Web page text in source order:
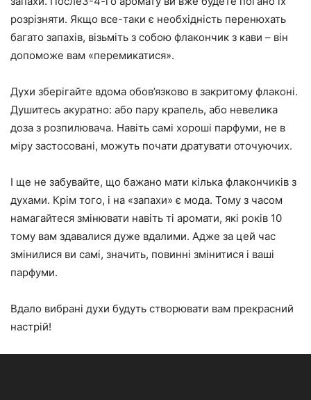
розрізняти. Якщо все-таки є необхідність перенюхать
багато запахів, візьміть з собою флакончик з кави – він
допоможе вам «перемикатися».
Духи зберігайте вдома обов’язково в закритому флаконі.
Душитесь акуратно: або пару крапель, або невелика
доза з розпилювача. Навіть самі хороші парфуми, не в
міру застосовані, можуть почати дратувати оточуючих.
І ще не забувайте, що бажано мати кілька флакончиків з
духами. Крім того, і на «запахи» є мода. Тому з часом
намагайтеся змінювати навіть ті аромати, які років 10
тому вам здавалися дуже вдалими. Адже за цей час
змінилися ви самі, значить, повинні змінитися і ваші
парфуми.
Вдало вибрані духи будуть створювати вам прекрасний
настрій!